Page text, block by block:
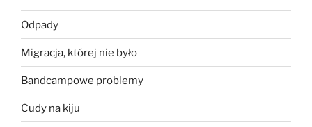
Odpady
Migracja, której nie było
Bandcampowe problemy
Cudy na kiju